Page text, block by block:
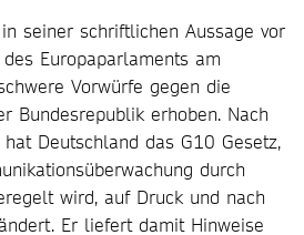
seiner schriftlichen Aussage vor
Europaparlaments am
Vorwürfe gegen die
Bundesrepublik erhoben. Nach
Deutschland das G10 Gesetz,
durch
wird, auf Druck und nach
Er liefert damit Hinweise